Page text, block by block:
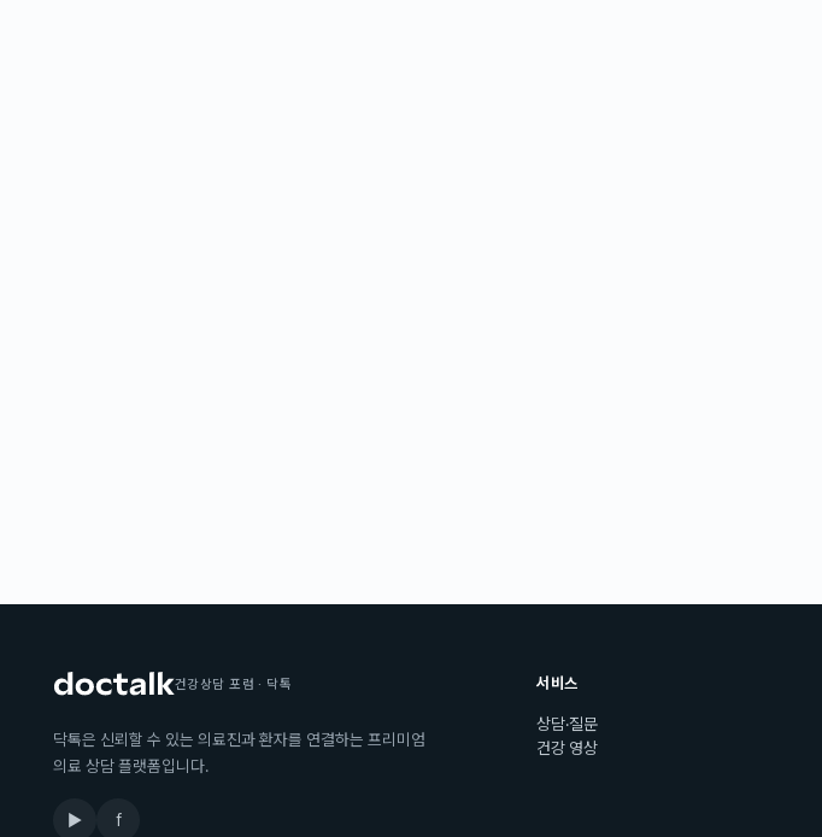
건강상담 포럼 · 닥톡
닥톡은 신뢰할 수 있는 의료진과 환자를 연결하는 프리미엄
의료 상담 플랫폼입니다.
▶ f
서비스
상담·질문
건강 영상